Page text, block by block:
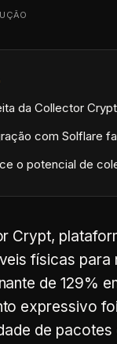
da Collector
com Solflare
o potencial de
Crypt,
físicas para
de 129%
expressivo
de